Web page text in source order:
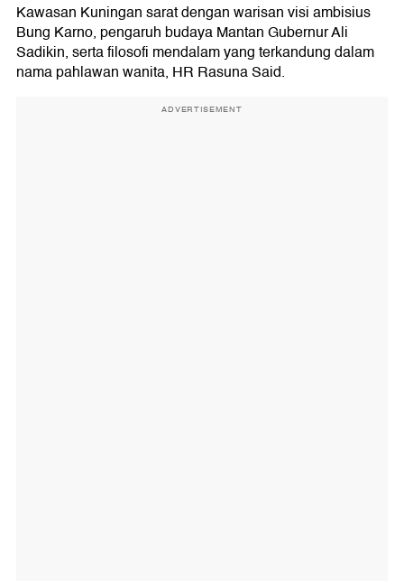
Kawasan Kuningan sarat dengan warisan visi ambisius
Bung Karno, pengaruh budaya Mantan Gubernur Ali
Sadikin, serta filosofi mendalam yang terkandung dalam
nama pahlawan wanita, HR Rasuna Said.
ADVERTISEMENT